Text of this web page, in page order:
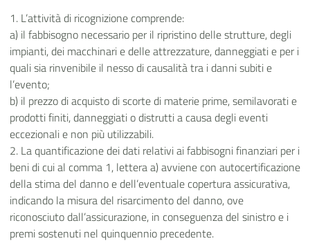
1. L’attività di ricognizione comprende:
a) il fabbisogno necessario per il ripristino delle strutture, degli
impianti, dei macchinari e delle attrezzature, danneggiati e per i
quali sia rinvenibile il nesso di causalità tra i danni subiti e
l’evento;
b) il prezzo di acquisto di scorte di materie prime, semilavorati e
prodotti finiti, danneggiati o distrutti a causa degli eventi
eccezionali e non più utilizzabili.
2. La quantificazione dei dati relativi ai fabbisogni finanziari per i
beni di cui al comma 1, lettera a) avviene con autocertificazione
della stima del danno e dell’eventuale copertura assicurativa,
indicando la misura del risarcimento del danno, ove
riconosciuto dall’assicurazione, in conseguenza del sinistro e i
premi sostenuti nel quinquennio precedente.